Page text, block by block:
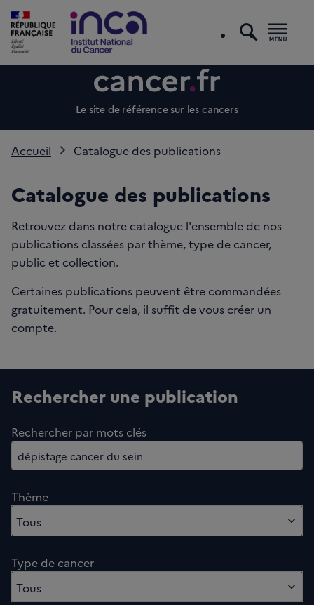
Le site de référence sur les cancers
Accueil Catalogue des publications
Catalogue des publications
Retrouvez dans notre catalogue l'ensemble de nos
publications classées par thème, type de cancer,
public et collection.
Certaines publications peuvent être commandées
gratuitement. Pour cela, il suffit de vous créer un
compte.
Rechercher une publication
Rechercher par mots clés
Thème
Tous0 option sélectionnés
Type de cancer
Tous0 option sélectionnés